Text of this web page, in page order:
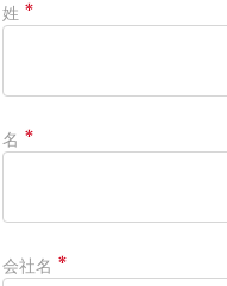
姓
名
会社名